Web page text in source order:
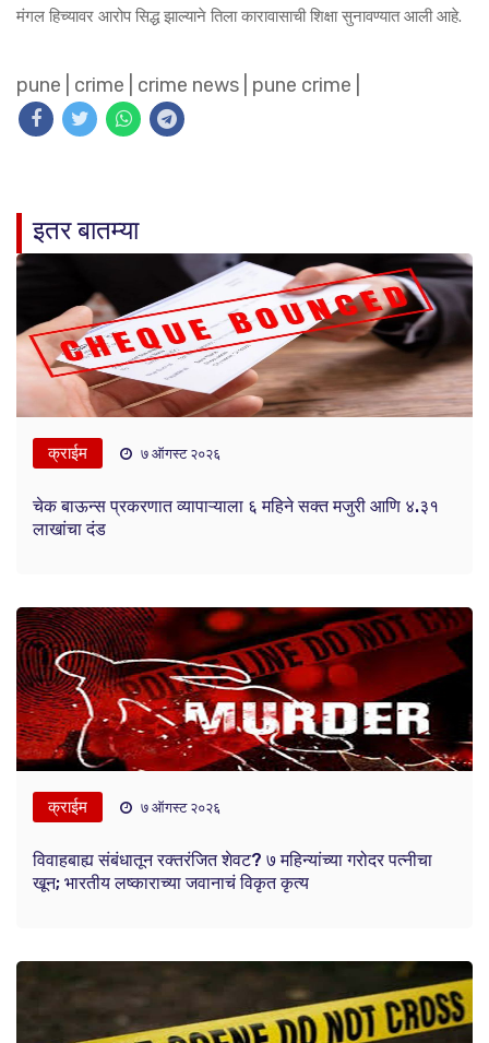
मंगल हिच्यावर आरोप सिद्ध झाल्याने तिला कारावासाची शिक्षा सुनावण्यात आली आहे.
pune crime crime news pune crime
इतर बातम्या
क्राईम ७ ऑगस्ट २०२६
चेक बाऊन्स प्रकरणात व्यापाऱ्याला ६ महिने सक्त मजुरी आणि ४.३१
लाखांचा दंड
क्राईम ७ ऑगस्ट २०२६
विवाहबाह्य संबंधातून रक्तरंजित शेवट? ७ महिन्यांच्या गरोदर पत्नीचा
खून; भारतीय लष्काराच्या जवानाचं विकृत कृत्य